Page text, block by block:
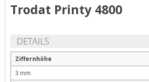
Trodat Printy 4800
DETAILS
Ziffernhöhe
3 mm